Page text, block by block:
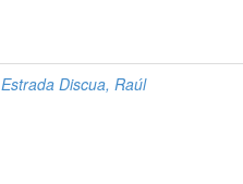
Estrada Discua, Raúl